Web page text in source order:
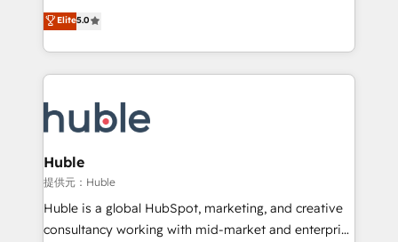
the rare Advanced "Custom Integrations"
Accreditation, securely sync data across... 🔄 any
new HubSpot portal with Advanced Website and
CRM Migrations using our in-house "HubScrub" Tool.
master it. As the creators of the Endless Customers
System™ (the next evolution of They Ask, You
Answer), we’re the only HubSpot partner built
entirely around coaching and training. That means
skills, processes, and internal team you need to
attract the right buyers, close deals faster, and grow
without outside dependencies. You’ll learn how to: •
Set up, audit, and organize your HubSpot portal •
Get your sales team fully using HubSpot • Track
pipeline and revenue across the entire buyer journey
Elite5.0
Huble
提供元：Huble
Huble is a global HubSpot, marketing, and creative
consultancy working with mid-market and enterprise